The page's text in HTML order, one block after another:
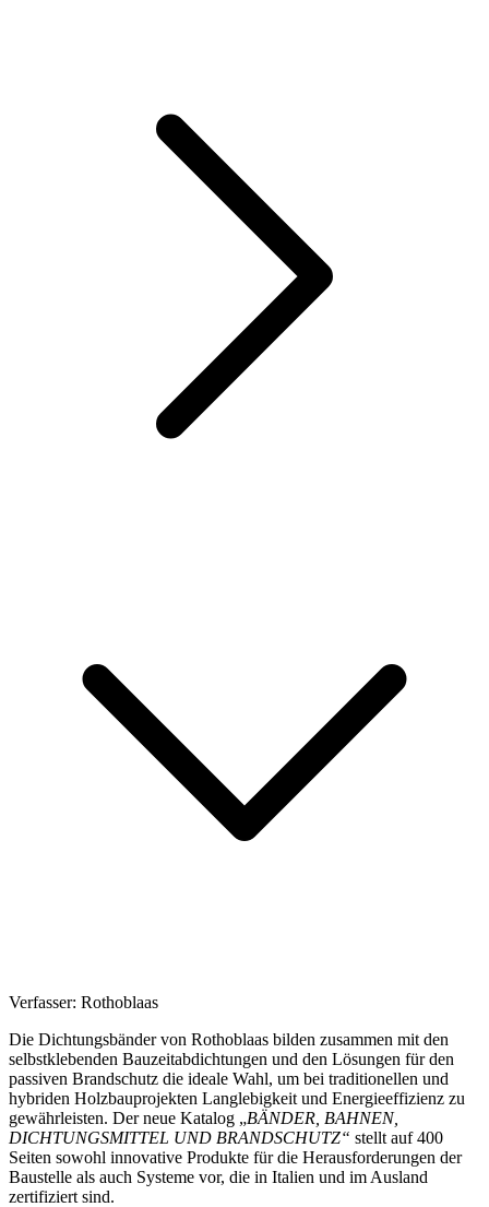
Verfasser: Rothoblaas
Die Dichtungsbändervon Rothoblaas bilden zusammen mit den
selbstklebenden Bauzeitabdichtungen und den Lösungen für den
passiven Brandschutz die ideale Wahl, um bei traditionellen und
hybriden Holzbauprojekten Langlebigkeit und Energieeffizienz zu
gewährleisten. Der neue Katalog „BÄNDER BAHNEN,
DICHTUNGSMITTEL UND BRANDSCHUTZ“ stellt auf 400
Seiten sowohl innovative Produkte für die Herausforderungen der
Baustelle als auch Systeme vor, die in Italien und im Ausland
zertifiziert sind.